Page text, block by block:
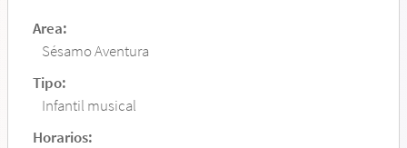
Area:
Sésamo Aventura
Tipo:
Infantil musical
Horarios: